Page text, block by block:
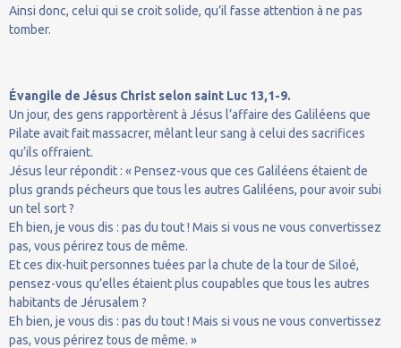
Ainsi donc, celui qui se croit solide, qu’il fasse attention à ne pas
tomber.
Évangile de Jésus Christ selon saint Luc 13,1-9.
Un jour, des gens rapportèrent à Jésus l’affaire des Galiléens que
Pilate avait fait massacrer, mêlant leur sang à celui des sacrifices
qu’ils offraient.
Jésus leur répondit : « Pensez-vous que ces Galiléens étaient de
plus grands pécheurs que tous les autres Galiléens, pour avoir subi
un tel sort ?
Eh bien, je vous dis : pas du tout ! Mais si vous ne vous convertissez
pas, vous périrez tous de même.
Et ces dix-huit personnes tuées par la chute de la tour de Siloé,
pensez-vous qu’elles étaient plus coupables que tous les autres
habitants de Jérusalem ?
Eh bien, je vous dis : pas du tout ! Mais si vous ne vous convertissez
pas, vous périrez tous de même. »